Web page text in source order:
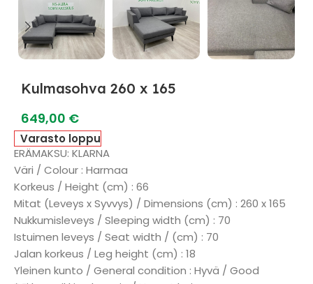
Kulmasohva 260 x 165
649,00 €
Varasto loppu
ERÄMAKSU: KLARNA
Väri / Colour : Harmaa
Korkeus / Height (cm) : 66
Mitat (Leveys x Syvvys) / Dimensions (cm) : 260 x 165
Nukkumisleveys / Sleeping width (cm) : 70
Istuimen leveys / Seat width / (cm) : 70
Jalan korkeus / Leg height (cm) : 18
Yleinen kunto / General condition : Hyvä / Good